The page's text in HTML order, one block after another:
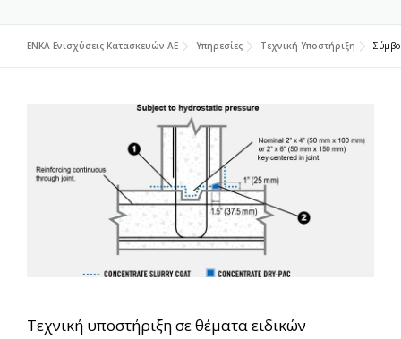
ENKA Ενισχύσεις Κατασκευών ΑΕ Υπηρεσίες Τεχνική Υποστήριξη
Τεχνική υποστήριξη σε θέματα ειδικών